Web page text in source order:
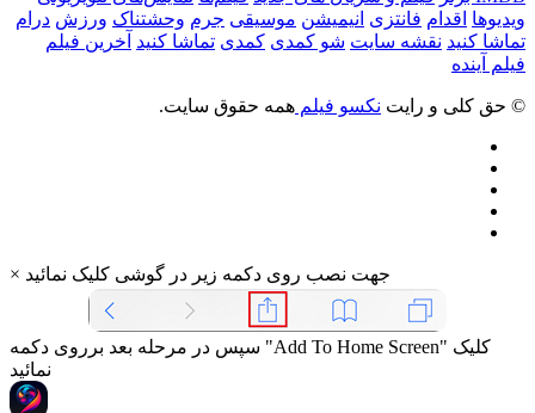
ویدیوها اقدام فانتزی انیمیشن موسیقی جرم وحشتناک ورزش درام
تماشا کنید نقشه سایت شو کمدی کمدی تماشا کنید آخرین فیلم
فیلم آینده
© حق کلی و رایت نکسو فیلم همه حقوق سایت.
× جهت نصب روی دکمه زیر در گوشی کلیک نمائید
سپس در مرحله بعد برروی دکمه "Add To Home Screen" کلیک
نمائید